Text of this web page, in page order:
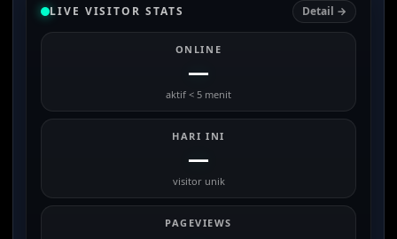
LIVE VISITOR STATS Detail →
ONLINE
—
aktif < 5 menit
HARI INI
—
visitor unik
PAGEVIEWS